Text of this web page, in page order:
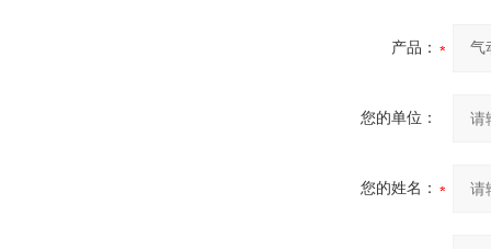
产品：
您的单位：
您的姓名：